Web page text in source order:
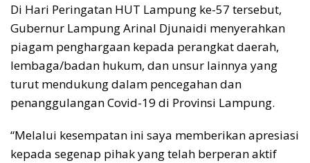
Di Hari Peringatan HUT Lampung ke-57 tersebut,
Gubernur Lampung Arinal Djunaidi menyerahkan
piagam penghargaan kepada perangkat daerah,
lembaga/badan hukum, dan unsur lainnya yang
turut mendukung dalam pencegahan dan
penanggulangan Covid-19 di Provinsi Lampung.
“Melalui kesempatan ini saya memberikan apresiasi
kepada segenap pihak yang telah berperan aktif